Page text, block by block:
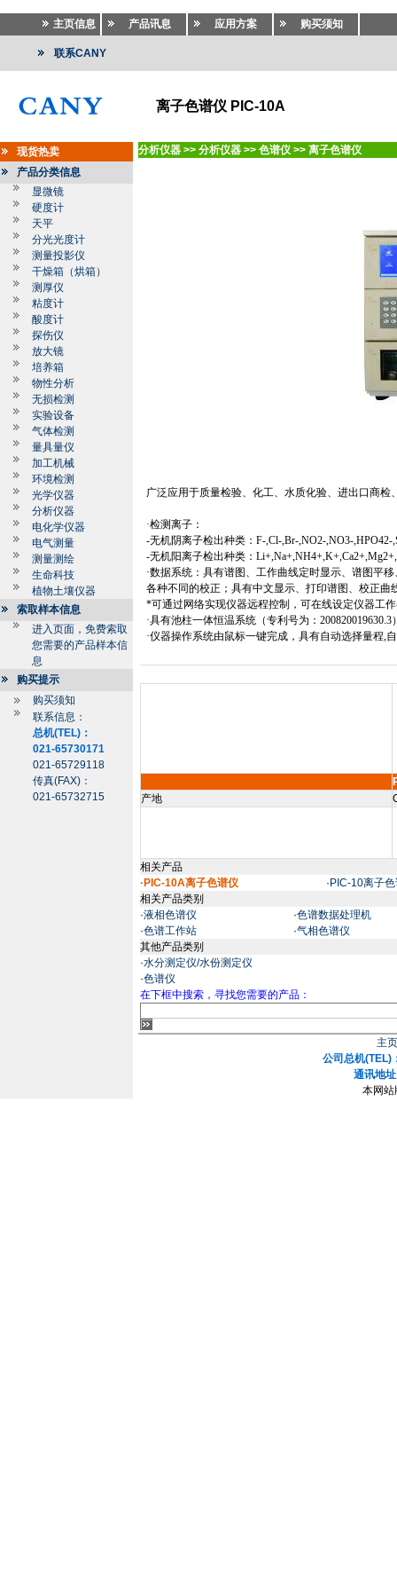
主页信息 产品讯息 应用方案 购买须知
联系CANY
离子色谱仪 PIC-10A
现货热卖
产品分类信息
显微镜
硬度计
天平
分光光度计
测量投影仪
干燥箱（烘箱）
测厚仪
粘度计
酸度计
探伤仪
放大镜
培养箱
物性分析
无损检测
实验设备
气体检测
量具量仪
加工机械
环境检测
光学仪器
分析仪器
电化学仪器
电气测量
测量测绘
生命科技
植物土壤仪器
索取样本信息
进入页面，免费索取
您需要的产品样本信
息
购买提示
购买须知
联系信息：
总机(TEL)：
021-65730171
021-65729118
传真(FAX)：
021-65732715
分析仪器 >> 分析仪器 >> 色谱仪 >> 离子色谱仪
广泛应用于质量检验、化工、水质化验、进出口商
·检测离子：
-无机阴离子检出种类：F-,Cl-,Br-,NO2-,NO3-,HPO42-
-无机阳离子检出种类：
·数据系统：具有谱图、工作曲线定时显示、谱图平
各种不同的校正；具有中文显示、打印谱图、校正曲
*可通过网络实现仪器远程控制，可在线设定仪器工
·具有池柱一体恒温系统（专利号为：200820019630.3
·仪器操作系统由鼠标一键完成，具有自动选择量程,
产地
相关产品
·PIC-10A离子色谱仪
· PIC-10离子
相关产品类别
·液相色谱仪 ·色谱数据处理机
·色谱工作站 ·气相色谱仪
其他产品类别
·水分测定仪/水份测定仪
·色谱仪
在下框中搜索，寻找您需要的产品：
主
公司总机
通讯地
本网